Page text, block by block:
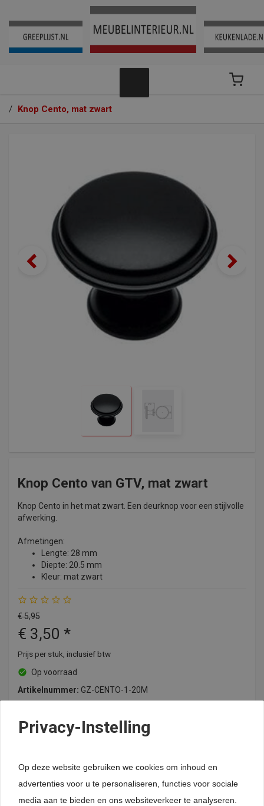
/ Knop Cento, mat zwart
Knop Cento van GTV, mat zwart
Knop Cento in het mat zwart. Een deurknop voor een stijlvolle
afwerking.
Afmetingen:
Lengte: 28 mm
Diepte: 20.5 mm
Kleur: mat zwart
€5,95
€ 3,50 *
Prijs per stuk, inclusief btw
Op voorraad
Artikelnummer: GZ-CENTO-1-20M
remove add Bestellen
24-uurs levering (uitgezonderd maatwerk)
Levering België
Privacy-Instelling
Op deze website gebruiken we cookies om inhoud en
advertenties voor u te personaliseren, functies voor sociale
media aan te bieden en ons websiteverkeer te analyseren.